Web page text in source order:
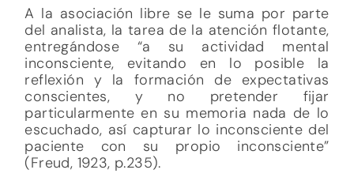
A la asociación libre se le suma por parte
del analista, la tarea de la atención flotante,
entregándose “a su actividad mental
inconsciente, evitando en lo posible la
reflexión y la formación de expectativas
conscientes, y no pretender fijar
particularmente en su memoria nada de lo
escuchado, así capturar lo inconsciente del
paciente con su propio inconsciente”
(Freud, 1923, p.235).